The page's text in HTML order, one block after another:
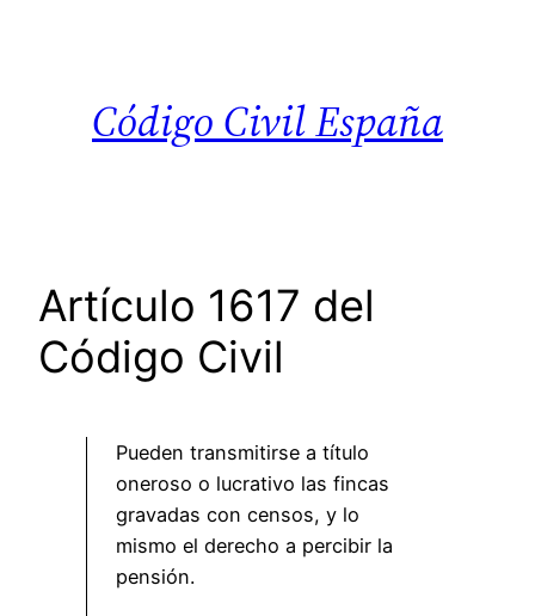
Código Civil España
Artículo 1617 del
Código Civil
Pueden transmitirse a título
oneroso o lucrativo las fincas
gravadas con censos, y lo
mismo el derecho a percibir la
pensión.